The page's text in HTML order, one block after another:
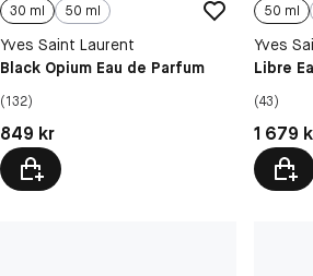
30 ml 50 ml
Yves Saint Laurent
Black Opium Eau de Parfum
(132)
Pris: 849 kr
849 kr
50 ml
Yves
Libre
(43)
Pris: 1
1 679